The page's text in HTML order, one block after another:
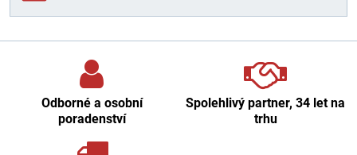
Odborné a osobní
poradenství
Spolehlivý partner, 34 let na
trhu